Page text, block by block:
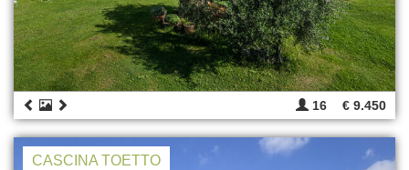
16 € 9.450
CASCINA TOETTO